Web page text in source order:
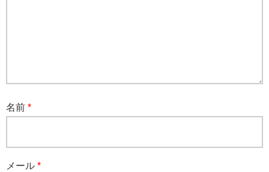
名前 *
メール *